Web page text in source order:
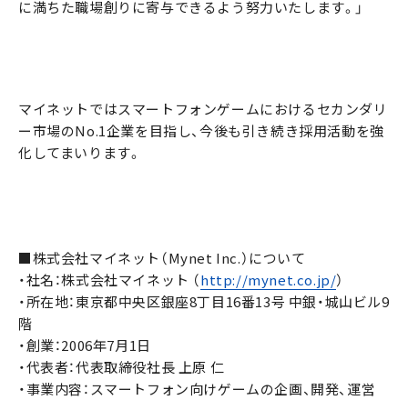
に満ちた職場創りに寄与できるよう努力いたします。」
マイネットではスマートフォンゲームにおけるセカンダリ
ー市場のNo.1企業を目指し、今後も引き続き採用活動を強
化してまいります。
■株式会社マイネット（Mynet Inc.）について
・社名：株式会社マイネット （http://mynet.co.jp/）
・所在地：東京都中央区銀座8丁目16番13号 中銀・城山ビル9
階
・創業：2006年7月1日
・代表者：代表取締役社長 上原 仁
・事業内容：スマートフォン向けゲームの企画、開発、運営